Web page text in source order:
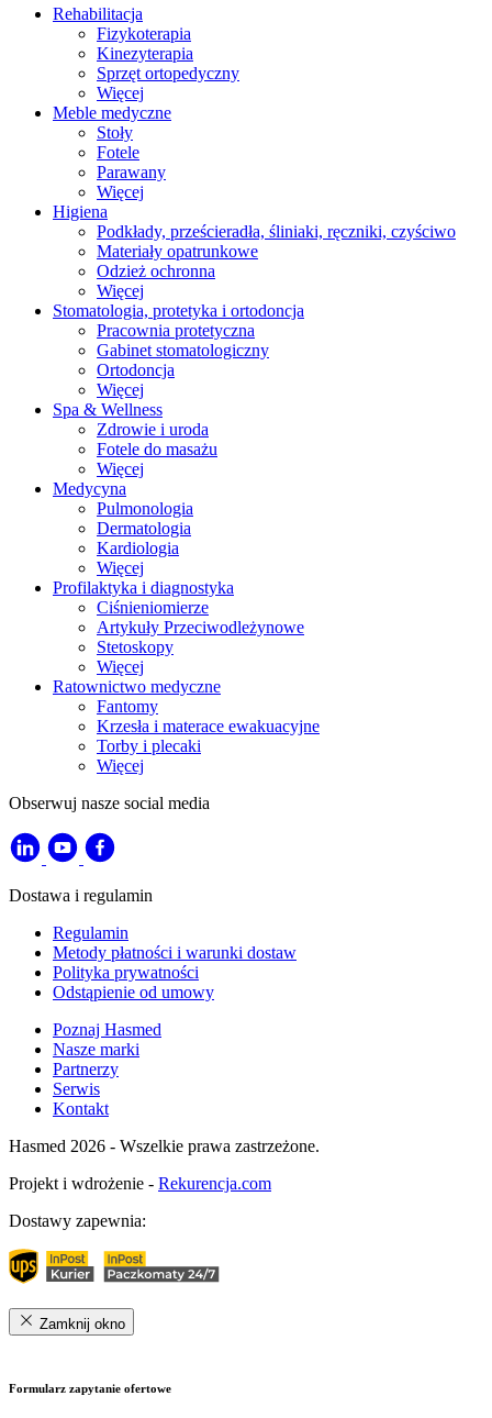
Rehabilitacja
Fizykoterapia
Kinezyterapia
Sprzęt ortopedyczny
Więcej
Meble medyczne
Stoły
Fotele
Parawany
Więcej
Higiena
Podkłady, prześcieradła, śliniaki, ręczniki, czyściwo
Materiały opatrunkowe
Odzież ochronna
Więcej
Stomatologia, protetyka i ortodoncja
Pracownia protetyczna
Gabinet stomatologiczny
Ortodoncja
Więcej
Spa & Wellness
Zdrowie i uroda
Fotele do masażu
Więcej
Medycyna
Pulmonologia
Dermatologia
Kardiologia
Więcej
Profilaktyka i diagnostyka
Ciśnieniomierze
Artykuły Przeciwodleżynowe
Stetoskopy
Więcej
Ratownictwo medyczne
Fantomy
Krzesła i materace ewakuacyjne
Torby i plecaki
Więcej
Obserwuj nasze social media
Dostawa i regulamin
Regulamin
Metody płatności i warunki dostaw
Polityka prywatności
Odstąpienie od umowy
Poznaj Hasmed
Nasze marki
Partnerzy
Serwis
Kontakt
Hasmed 2026 - Wszelkie prawa zastrzeżone.
Projekt i wdrożenie - Rekurencja.com
Dostawy zapewnia:
Zamknij okno
Formularz zapytanie ofertowe